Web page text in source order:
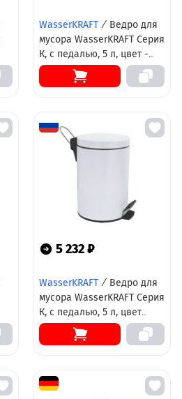
WasserKRAFT / Ведро для
мусора WasserKRAFT Серия
К, с педалью, 5 л, цвет -
черный, K-635B
5 232 ₽
WasserKRAFT / Ведро для
мусора WasserKRAFT Серия
К, с педалью, 5 л, цвет
-белый, K-635W